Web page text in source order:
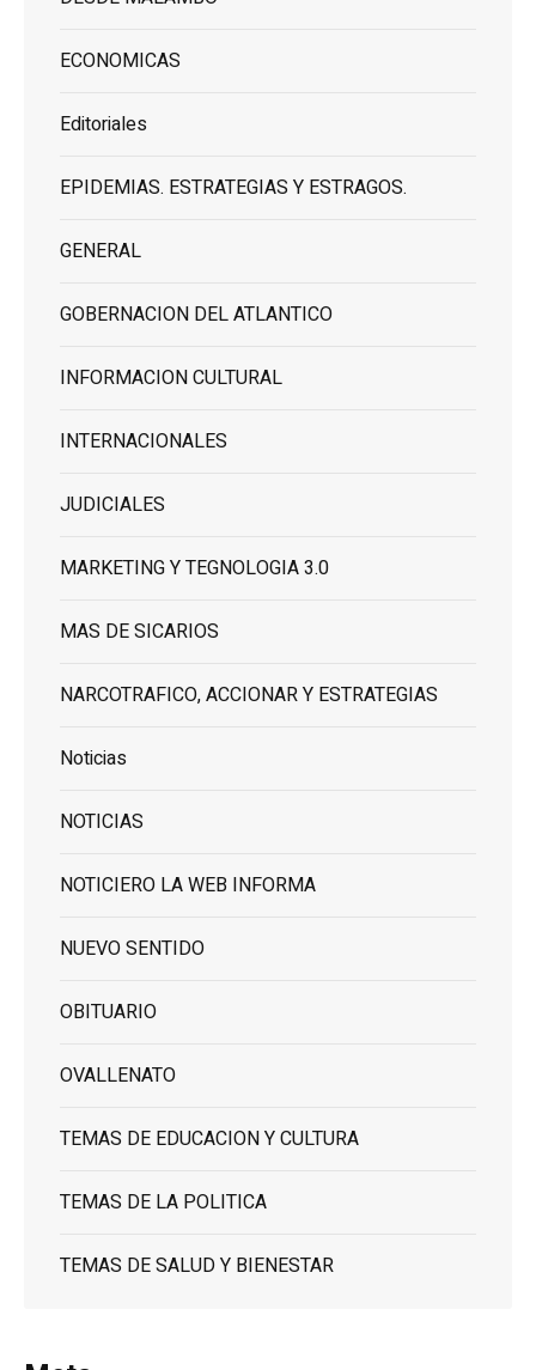
ECONOMICAS
Editoriales
EPIDEMIAS. ESTRATEGIAS Y ESTRAGOS.
GENERAL
GOBERNACION DEL ATLANTICO
INFORMACION CULTURAL
INTERNACIONALES
JUDICIALES
MARKETING Y TEGNOLOGIA 3.0
MAS DE SICARIOS
NARCOTRAFICO, ACCIONAR Y ESTRATEGIAS
Noticias
NOTICIAS
NOTICIERO LA WEB INFORMA
NUEVO SENTIDO
OBITUARIO
OVALLENATO
TEMAS DE EDUCACION Y CULTURA
TEMAS DE LA POLITICA
TEMAS DE SALUD Y BIENESTAR